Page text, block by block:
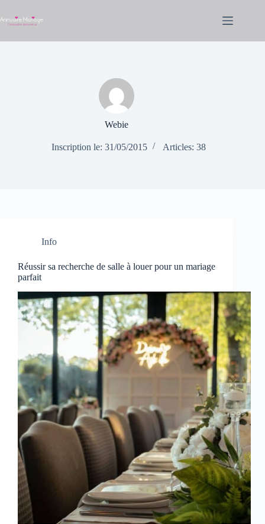
au
contenu
Webie
Inscription le: 31/05/2015 Articles: 38
Info
Réussir sa recherche de salle à louer pour un mariage
parfait